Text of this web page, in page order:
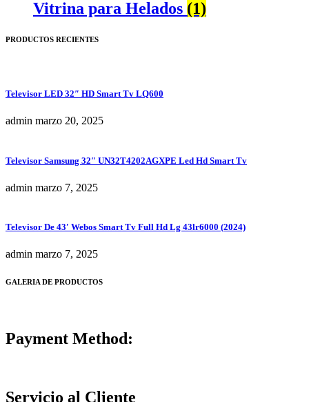
Vitrina para Helados (1)
PRODUCTOS RECIENTES
Televisor LED 32″ HD Smart Tv LQ600
admin marzo 20, 2025
Televisor Samsung 32″ UN32T4202AGXPE Led Hd Smart Tv
admin marzo 7, 2025
Televisor De 43′ Webos Smart Tv Full Hd Lg 43lr6000 (2024)
admin marzo 7, 2025
GALERIA DE PRODUCTOS
Payment Method:
Servicio al Cliente